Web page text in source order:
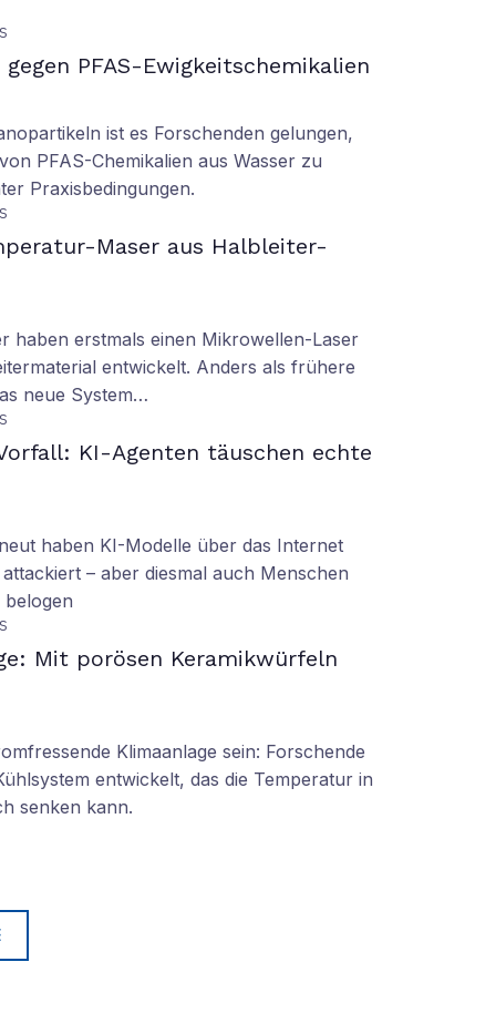
PFAS-Ewigkeitschemikalien
ist es Forschenden gelungen,
PFAS-Chemikalien aus Wasser zu
Praxisbedingungen.
Maser aus Halbleiter-
haben erstmals einen Mikrowellen-Laser
entwickelt. Anders als frühere
neue System…
KI-Agenten täuschen echte
haben KI-Modelle über das Internet
– aber diesmal auch Menschen
Mit porösen Keramikwürfeln
Klimaanlage sein: Forschende
entwickelt, das die Temperatur in
senken kann.